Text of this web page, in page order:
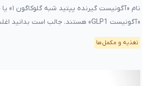
نام
«آگونیست GLP1» هستند. جالب است بدانید اغلب این […]
تغذیه و مکمل‌ها